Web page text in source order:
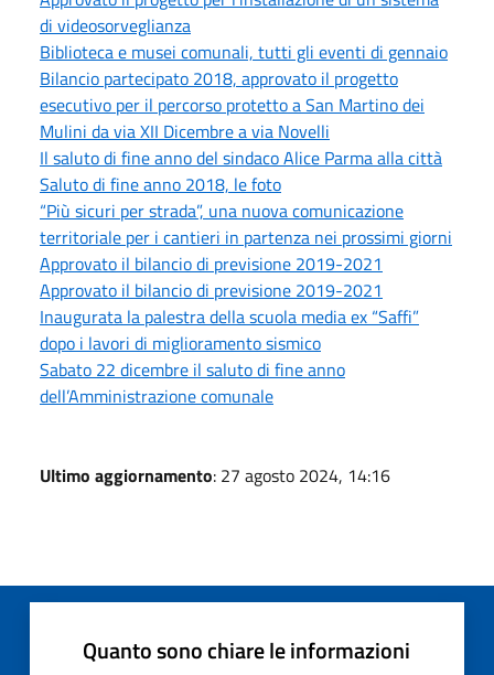
di videosorveglianza
Biblioteca e musei comunali, tutti gli eventi di gennaio
Bilancio partecipato 2018, approvato il progetto
esecutivo per il percorso protetto a San Martino dei
Mulini da via XII Dicembre a via Novelli
Il saluto di fine anno del sindaco Alice Parma alla città
Saluto di fine anno 2018, le foto
“Più sicuri per strada”, una nuova comunicazione
territoriale per i cantieri in partenza nei prossimi giorni
Approvato il bilancio di previsione 2019-2021
Approvato il bilancio di previsione 2019-2021
Inaugurata la palestra della scuola media ex “Saffi”
dopo i lavori di miglioramento sismico
Sabato 22 dicembre il saluto di fine anno
dell’Amministrazione comunale
Ultimo aggiornamento: 27 agosto 2024, 14:16
Quanto sono chiare le informazioni